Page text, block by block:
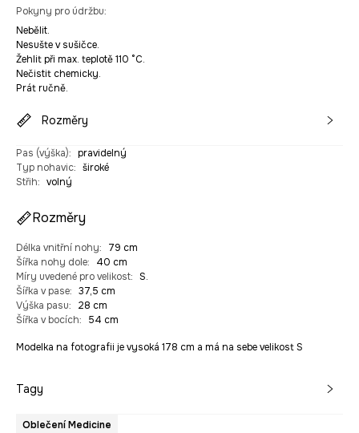
Pokyny pro údržbu:
Nebělit.
Nesušte v sušičce.
Žehlit při max. teplotě 110 °C.
Nečistit chemicky.
Prát ručně.
Rozměry
Pas (výška): pravidelný
Typ nohavic: široké
Střih: volný
Rozměry
Délka vnitřní nohy:
79 cm
Šířka nohy dole:
40 cm
Míry uvedené pro velikost: S.
Šířka v pase: 37,5 cm
Výška pasu:
28 cm
Šířka v bocích: 54 cm
Modelka na fotografii je vysoká 178 cm a má na sebe velikost S
Tagy
Oblečení Medicine